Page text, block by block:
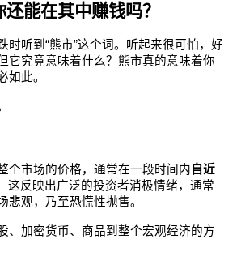
能在其中赚钱吗？
时听到“熊市”这个词。听起来很可怕，好
它究竟意味着什么？熊市真的意味着你
如此。
个市场的价格，通常在一段时间内 自近
这反映出广泛的投资者消极情绪，通常
悲观，乃至恐慌性抛售。
、加密货币、商品到整个宏观经济的方